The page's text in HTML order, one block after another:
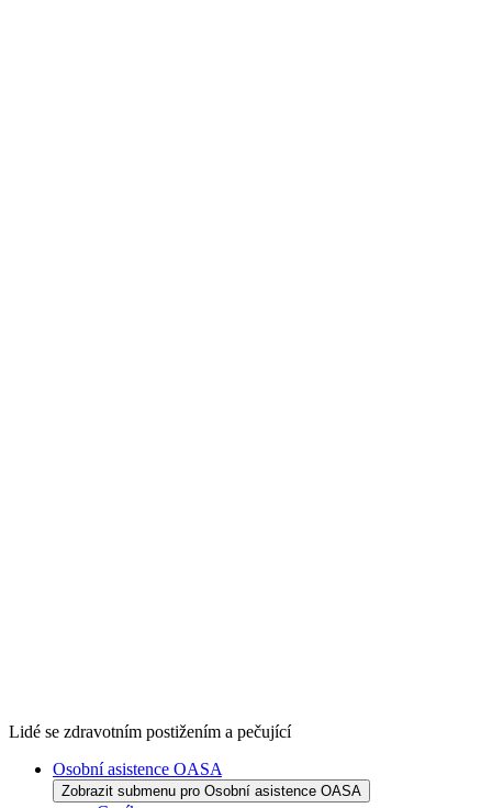
Lidé se zdravotním postižením a pečující
Osobní asistence OASA
Zobrazit submenu pro Osobní asistence OASA